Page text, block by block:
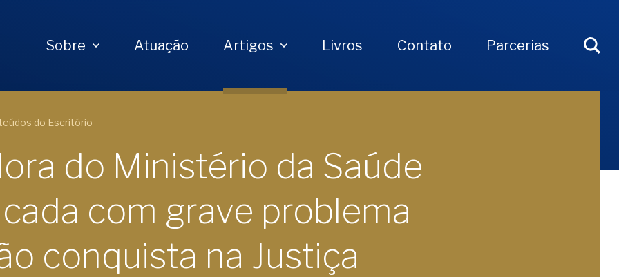
Sobre Atuação Artigos Livros Contato Parcerias
do Escritório
do Ministério da Saúde
com grave problema
conquista na Justiça